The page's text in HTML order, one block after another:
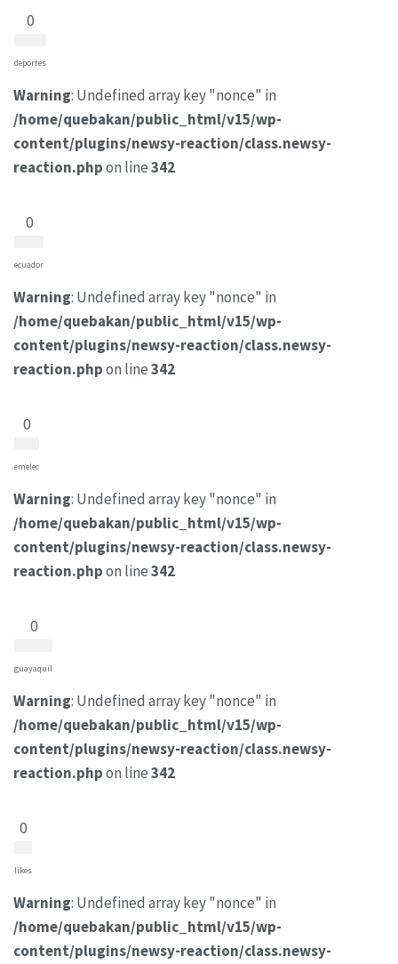
0
deportes
Warning: Undefined array key "nonce" in
/home/quebakan/public_html/v15/wp-
content/plugins/newsy-reaction/class.newsy-
reaction.phpon line342
0
ecuador
Warning: Undefined array key "nonce" in
/home/quebakan/public_html/v15/wp-
content/plugins/newsy-reaction/class.newsy-
reaction.phpon line342
0
emelec
Warning: Undefined array key "nonce" in
/home/quebakan/public_html/v15/wp-
content/plugins/newsy-reaction/class.newsy-
reaction.phpon line342
0
guayaquil
Warning: Undefined array key "nonce" in
/home/quebakan/public_html/v15/wp-
content/plugins/newsy-reaction/class.newsy-
reaction.phpon line342
0
likes
Warning: Undefined array key "nonce" in
/home/quebakan/public_html/v15/wp-
content/plugins/newsy-reaction/class.newsy-